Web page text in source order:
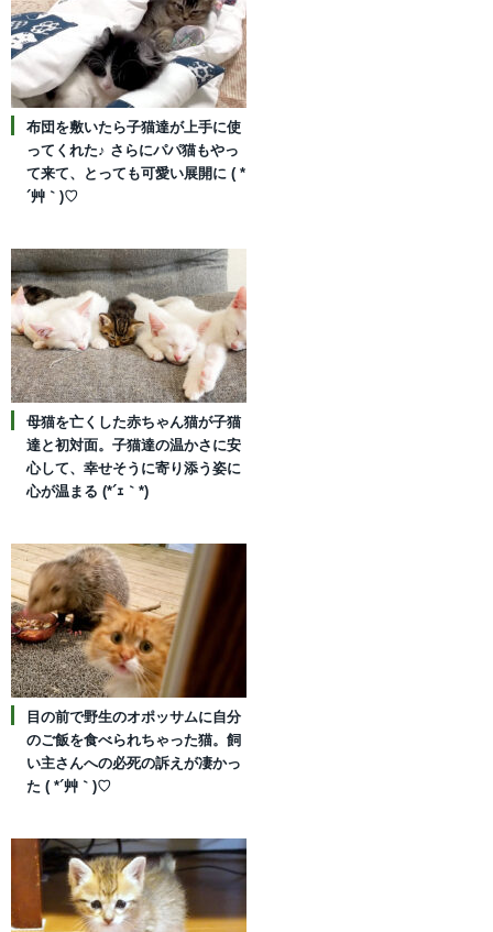
布団を敷いたら子猫達が上手に使
ってくれた♪ さらにパパ猫もやっ
て来て、とっても可愛い展開に ( *
´艸｀)♡
母猫を亡くした赤ちゃん猫が子猫
達と初対面。子猫達の温かさに安
心して、幸せそうに寄り添う姿に
心が温まる (*´ｪ｀*)
目の前で野生のオポッサムに自分
のご飯を食べられちゃった猫。飼
い主さんへの必死の訴えが凄かっ
た ( *´艸｀)♡